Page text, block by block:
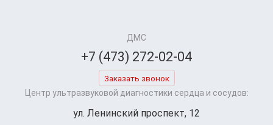
ДМС
+7 (473) 272-02-04
Заказать звонок
Центр ультразвуковой диагностики сердца и сосудов:
ул. Ленинский проспект, 12